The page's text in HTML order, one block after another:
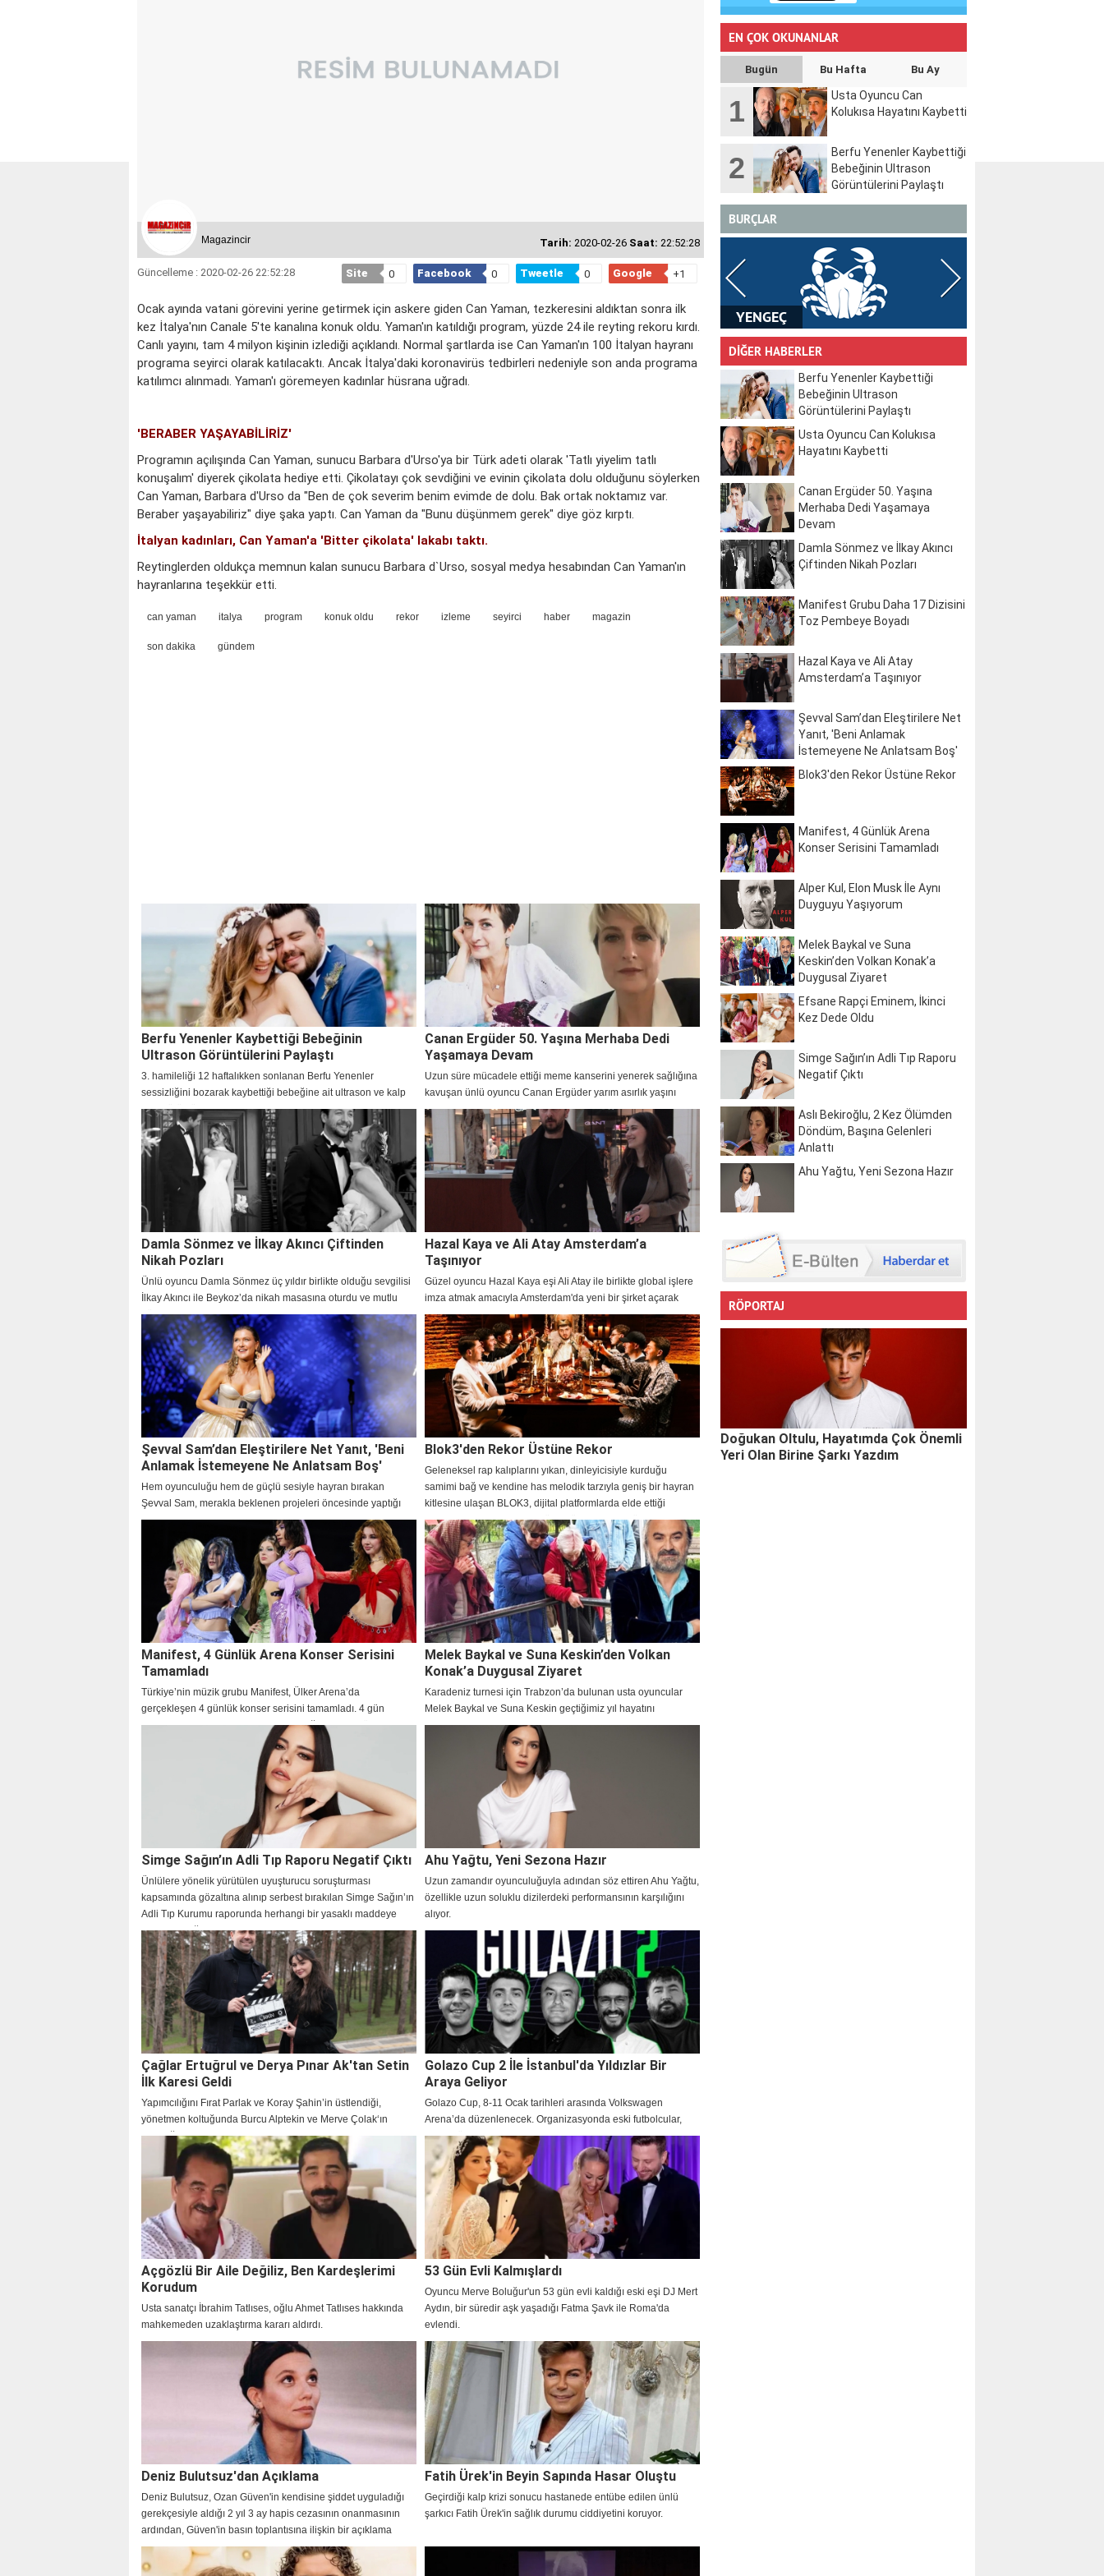
Magazincir Tarih: 2020-02-26 Saat: 22:52:28
Güncelleme : 2020-02-26 22:52:28 Site 0 Facebook 0 Tweetle 0 Google +1
Ocak ayında vatani görevini yerine getirmek için askere giden Can Yaman, tezkeresini aldıktan sonra ilk
kez İtalya'nın Canale 5'te kanalına konuk oldu. Yaman'ın katıldığı program, yüzde 24 ile reyting rekoru kırdı.
Canlı yayını, tam 4 milyon kişinin izlediği açıklandı. Normal şartlarda ise Can Yaman'ın 100 İtalyan hayranı
programa seyirci olarak katılacaktı. Ancak İtalya'daki koronavirüs tedbirleri nedeniyle son anda programa
katılımcı alınmadı. Yaman'ı göremeyen kadınlar hüsrana uğradı.
'BERABER YAŞAYABİLİRİZ'
Programın açılışında Can Yaman, sunucu Barbara d'Urso'ya bir Türk adeti olarak 'Tatlı yiyelim tatlı
konuşalım' diyerek çikolata hediye etti. Çikolatayı çok sevdiğini ve evinin çikolata dolu olduğunu söylerken
Can Yaman, Barbara d'Urso da "Ben de çok severim benim evimde de dolu. Bak ortak noktamız var.
Beraber yaşayabiliriz" diye şaka yaptı. Can Yaman da "Bunu düşünmem gerek" diye göz kırptı.
İtalyan kadınları, Can Yaman'a 'Bitter çikolata' lakabı taktı.
Reytinglerden oldukça memnun kalan sunucu Barbara d`Urso, sosyal medya hesabından Can Yaman'ın
hayranlarına teşekkür etti.
can yaman italya program konuk oldu rekor izleme seyirci haber magazin
son dakika gündem
Berfu Yenenler Kaybettiği Bebeğinin
Ultrason Görüntülerini Paylaştı
3. hamileliği 12 haftalıkken sonlanan Berfu Yenenler
sessizliğini bozarak kaybettiği bebeğine ait ultrason ve kalp
atışı görüntülerini takipçileriyle paylaştı.
Canan Ergüder 50. Yaşına Merhaba Dedi
Yaşamaya Devam
Uzun süre mücadele ettiği meme kanserini yenerek sağlığına
kavuşan ünlü oyuncu Canan Ergüder yarım asırlık yaşını
hayranlarıyla kutladı.
Damla Sönmez ve İlkay Akıncı Çiftinden
Nikah Pozları
Ünlü oyuncu Damla Sönmez üç yıldır birlikte olduğu sevgilisi
İlkay Akıncı ile Beykoz’da nikah masasına oturdu ve mutlu
günden yeni kareleri paylaştı.
Hazal Kaya ve Ali Atay Amsterdam’a
Taşınıyor
Güzel oyuncu Hazal Kaya eşi Ali Atay ile birlikte global işlere
imza atmak amacıyla Amsterdam'da yeni bir şirket açarak
taşınma kararı aldı.
Şevval Sam’dan Eleştirilere Net Yanıt, 'Beni
Anlamak İstemeyene Ne Anlatsam Boş'
Hem oyunculuğu hem de güçlü sesiyle hayran bırakan
Şevval Sam, merakla beklenen projeleri öncesinde yaptığı
samimi açıklamalarla dikkat çekti.
Blok3'den Rekor Üstüne Rekor
Geleneksel rap kalıplarını yıkan, dinleyicisiyle kurduğu
samimi bağ ve kendine has melodik tarzıyla geniş bir hayran
kitlesine ulaşan BLOK3, dijital platformlarda elde ettiği
milyonlarca dinlenmeyle müzik dünyasındaki yükselişini
sürdürüyor.
Manifest, 4 Günlük Arena Konser Serisini
Tamamladı
Türkiye’nin müzik grubu Manifest, Ülker Arena’da
gerçekleşen 4 günlük konser serisini tamamladı. 4 gün
boyunca 50 bini aşkın izleyicinin geldiği, dev prodüksiyonlu
konserlerde, dünya standartlarında bir şov yaşandı.
Melek Baykal ve Suna Keskin’den Volkan
Konak’a Duygusal Ziyaret
Karadeniz turnesi için Trabzon’da bulunan usta oyuncular
Melek Baykal ve Suna Keskin geçtiğimiz yıl hayatını
kaybeden sanatçı Volkan Konak’ı mezarı başında ziyaret
ederek dualar etti.
Simge Sağın’ın Adli Tıp Raporu Negatif Çıktı
Ünlülere yönelik yürütülen uyuşturucu soruşturması
kapsamında gözaltına alınıp serbest bırakılan Simge Sağın’ın
Adli Tıp Kurumu raporunda herhangi bir yasaklı maddeye
rastlanmadığı açıklandı.
Ahu Yağtu, Yeni Sezona Hazır
Uzun zamandır oyunculuğuyla adından söz ettiren Ahu Yağtu,
özellikle uzun soluklu dizilerdeki performansının karşılığını
alıyor.
Çağlar Ertuğrul ve Derya Pınar Ak'tan Setin
İlk Karesi Geldi
Yapımcılığını Fırat Parlak ve Koray Şahin’in üstlendiği,
yönetmen koltuğunda Burcu Alptekin ve Merve Çolak‘ın
oturduğu, çarpıcı karakterleri ve konusuyla şimdiden merak
uyandıran yeni dizi Çirkin’in çekimleri başladı.
Golazo Cup 2 İle İstanbul'da Yıldızlar Bir
Araya Geliyor
Golazo Cup, 8-11 Ocak tarihleri arasında Volkswagen
Arena’da düzenlenecek. Organizasyonda eski futbolcular,
sanat dünyasından isimler ve dijital yayıncılar yer alacak.
Açgözlü Bir Aile Değiliz, Ben Kardeşlerimi
Korudum
Usta sanatçı İbrahim Tatlıses, oğlu Ahmet Tatlıses hakkında
mahkemeden uzaklaştırma kararı aldırdı.
53 Gün Evli Kalmışlardı
Oyuncu Merve Boluğur'un 53 gün evli kaldığı eski eşi DJ Mert
Aydın, bir süredir aşk yaşadığı Fatma Şavk ile Roma'da
evlendi.
Deniz Bulutsuz'dan Açıklama
Deniz Bulutsuz, Ozan Güven'in kendisine şiddet uyguladığı
gerekçesiyle aldığı 2 yıl 3 ay hapis cezasının onanmasının
ardından, Güven'in basın toplantısına ilişkin bir açıklama
yaptı.
Fatih Ürek'in Beyin Sapında Hasar Oluştu
Geçirdiği kalp krizi sonucu hastanede entübe edilen ünlü
şarkıcı Fatih Ürek'in sağlık durumu ciddiyetini koruyor.
EN ÇOK OKUNANLAR
Bugün Bu Hafta Bu Ay
1
Usta Oyuncu Can
Kolukısa Hayatını Kaybetti
2
Berfu Yenenler Kaybettiği
Bebeğinin Ultrason
Görüntülerini Paylaştı
BURÇLAR
İKİZLER YENGEÇ ASLAN
DİĞER HABERLER
Berfu Yenenler Kaybettiği
Bebeğinin Ultrason
Görüntülerini Paylaştı
Usta Oyuncu Can Kolukısa
Hayatını Kaybetti
Canan Ergüder 50. Yaşına
Merhaba Dedi Yaşamaya
Devam
Damla Sönmez ve İlkay Akıncı
Çiftinden Nikah Pozları
Manifest Grubu Daha 17 Dizisini
Toz Pembeye Boyadı
Hazal Kaya ve Ali Atay
Amsterdam’a Taşınıyor
Şevval Sam’dan Eleştirilere Net
Yanıt, 'Beni Anlamak
İstemeyene Ne Anlatsam Boş'
Blok3'den Rekor Üstüne Rekor
Manifest, 4 Günlük Arena
Konser Serisini Tamamladı
Alper Kul, Elon Musk İle Aynı
Duyguyu Yaşıyorum
Melek Baykal ve Suna
Keskin’den Volkan Konak’a
Duygusal Ziyaret
Efsane Rapçi Eminem, İkinci
Kez Dede Oldu
Simge Sağın’ın Adli Tıp Raporu
Negatif Çıktı
Aslı Bekiroğlu, 2 Kez Ölümden
Döndüm, Başına Gelenleri
Anlattı
Ahu Yağtu, Yeni Sezona Hazır
RÖPORTAJ
Doğukan Oltulu, Hayatımda Çok Önemli
Yeri Olan Birine Şarkı Yazdım